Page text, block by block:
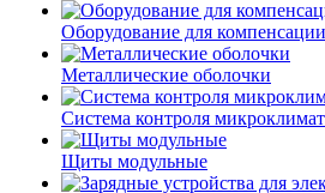
Оборудование для
Металлические оболочки
Система контроля
Щиты модульные